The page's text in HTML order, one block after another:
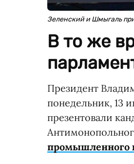
Зеленский и Шмыгаль
В то же
Президент
понедельник, 13
презентовали
промышленного